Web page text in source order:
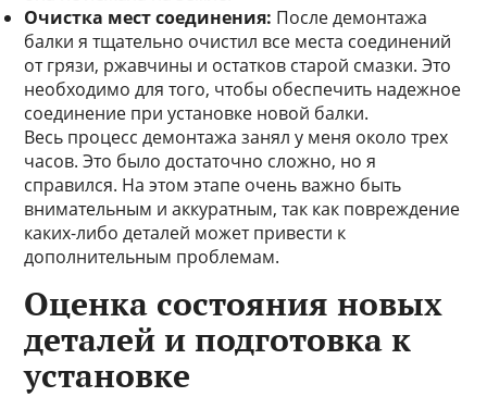
Очистка мест соединения: После демонтажа
балки я тщательно очистил все места соединений
от грязи, ржавчины и остатков старой смазки. Это
необходимо для того, чтобы обеспечить надежное
соединение при установке новой балки.
Весь процесс демонтажа занял у меня около трех
часов. Это было достаточно сложно, но я
справился. На этом этапе очень важно быть
внимательным и аккуратным, так как повреждение
каких-либо деталей может привести к
дополнительным проблемам.
Оценка состояния новых
деталей и подготовка к
установке